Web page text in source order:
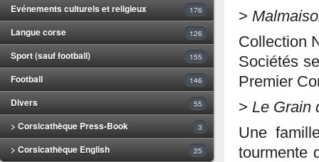
Evénements culturels et religieux 176
Langue corse 126
Sport (sauf football) 155
Football 146
Divers 55
> Corsicathèque Press-Book 3
> Corsicathèque English 25
>
Collection
Sociétés
Premier
> Le Grain
Une
tourmente